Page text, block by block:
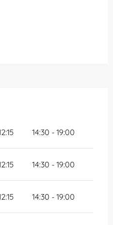
14:30 - 19:00
14:30 - 19:00
14:30 - 19:00